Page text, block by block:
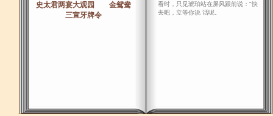
史太君两宴大观园 金鸳鸯
三宣牙牌令
看时，只见琥珀站在屏风跟前说："快
去吧，立等你说 话呢。